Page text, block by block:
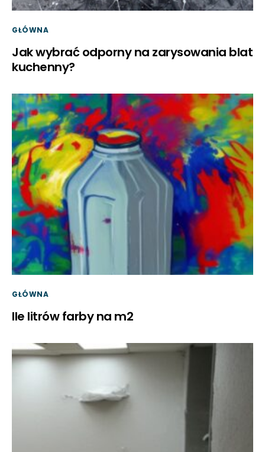
GŁÓWNA
Jak wybrać odporny na zarysowania blat
kuchenny?
GŁÓWNA
Ile litrów farby na m2